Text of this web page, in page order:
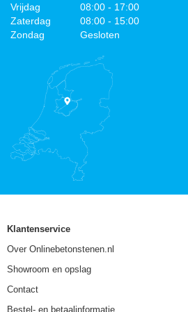
Vrijdag
08:00 - 17:00
Zaterdag
08:00 - 15:00
Zondag
Gesloten
Klantenservice
Over Onlinebetonstenen.nl
Showroom en opslag
Contact
Bestel- en betaalinformatie